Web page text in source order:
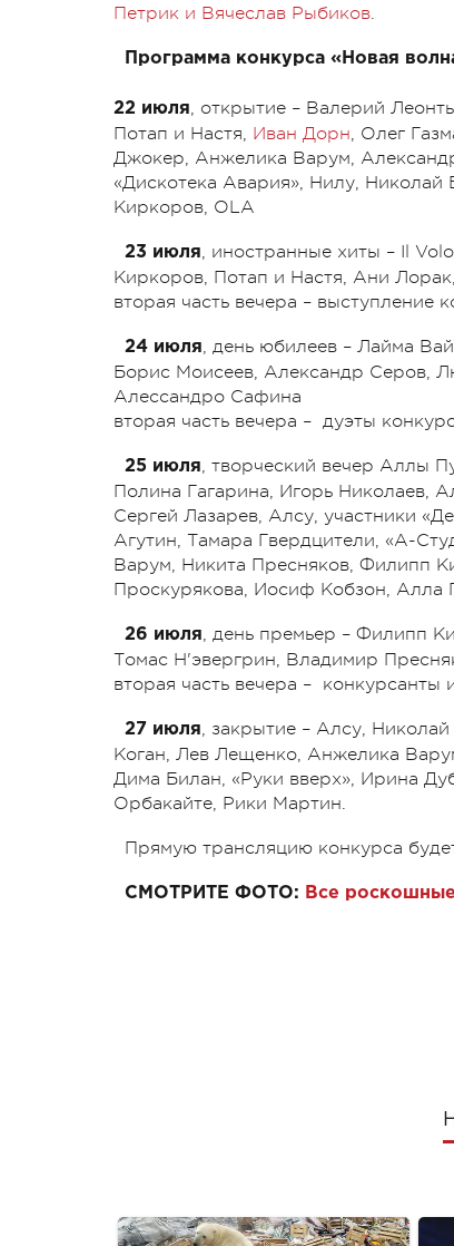
Петрик и Вячеслав Рыбиков.
Программа конкурса «Новая
22 июля, открытие – Валерий
Потап и Настя, Иван Дорн, Олег
Джокер, Анжелика Варум,
«Дискотека Авария», Нилу,
Киркоров, OLA
23 июля, иностранные хиты – Il
Киркоров, Потап и Настя, Ани
вторая часть вечера – выступление
24 июля, день юбилеев – Лайма
Борис Моисеев, Александр Серов,
Алессандро Сафина
вторая часть вечера – дуэты
25 июля, творческий вечер Аллы
Полина Гагарина, Игорь Николаев,
Сергей Лазарев, Алсу, участники
Агутин, Тамара Гвердцители, «А-
Варум, Никита Пресняков, Филипп
Проскурякова, Иосиф Кобзон, Алла
26 июля, день премьер – Филипп
Томас Н'эвергрин, Владимир
вторая часть вечера –
27 июля, закрытие – Алсу,
Коган, Лев Лещенко, Анжелика
Дима Билан, «Руки вверх», Ирина
Орбакайте, Рики Мартин.
Прямую трансляцию конкурса
СМОТРИТЕ ФОТО: Все